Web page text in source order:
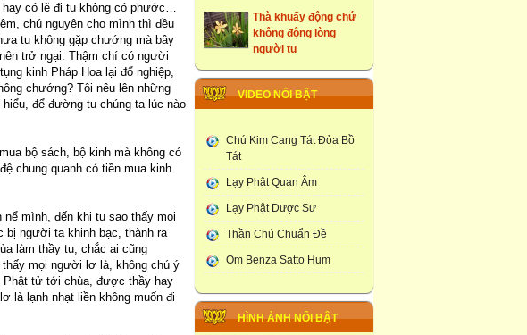
có lẽ đi tu không có phước…
chú nguyện cho mình thì đều
tu không gặp chướng mà bây
trở ngại. Thậm chí có người
kinh Pháp Hoa lại đổ nghiệp,
chướng? Tôi nêu lên những
để đường tu chúng ta lúc nào
bộ sách, bộ kinh mà không có
chung quanh có tiền mua kinh
mình, đến khi tu sao thấy mọi
bị người ta khinh bạc, thành ra
làm thầy tu, chắc ai cũng
mọi người lơ là, không chú ý
Phật tử tới chùa, được thầy hay
là lạnh nhạt liền không muốn đi
không động lòng
người tu
những ngôi cổ tự tại
Hưng Yên
Tây Du Ký Dưới Góc
Truyền Thống Phật
Giao
Học Viện Phật Giao
larung ga
Thạt Luống -Tháp Của
Chùa Phúc Lương :
Tổ Chức Lễ Khai Đàn
VIDEO NỔI BẬT
Chú Kim Cang Tát Đỏa Bồ
Tát
Lạy Phật Quan Âm
Lạy Phật Dược Sư
Thần Chú Chuẩn Đề
Om Benza Satto Hum
HÌNH ẢNH NỔI BẬT